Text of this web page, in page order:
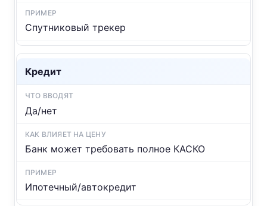
Спутниковый трекер
Кредит
Да/нет
Банк может требовать полное КАСКО
Ипотечный/автокредит